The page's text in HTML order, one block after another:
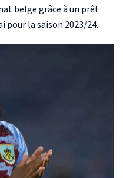
belge grâce à un prêt
pour la saison 2023/24.